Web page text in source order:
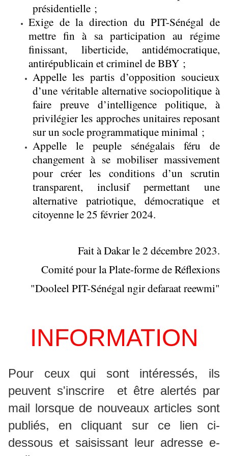
présidentielle ;
Exige de la direction du PIT-Sénégal de
mettre fin à sa participation au régime
finissant, liberticide, antidémocratique,
antirépublicain et criminel de BBY ;
Appelle les partis d’opposition soucieux
d’une véritable alternative sociopolitique à
faire preuve d’intelligence politique, à
privilégier les approches unitaires reposant
sur un socle programmatique minimal ;
Appelle le peuple sénégalais féru de
changement à se mobiliser massivement
pour créer les conditions d’un scrutin
transparent, inclusif permettant une
alternative patriotique, démocratique et
citoyenne le 25 février 2024.
Fait à Dakar le 2 décembre 2023.
Comité pour la Plate-forme de Réflexions
"Dooleel PIT-Sénégal ngir defaraat reewmi"
INFORMATION
Pour ceux qui sont intéressés, ils
peuvent s'inscrire et être alertés par
mail lorsque de nouveaux articles sont
publiés, en cliquant sur ce lien ci-
dessous et saisissant leur adresse e-